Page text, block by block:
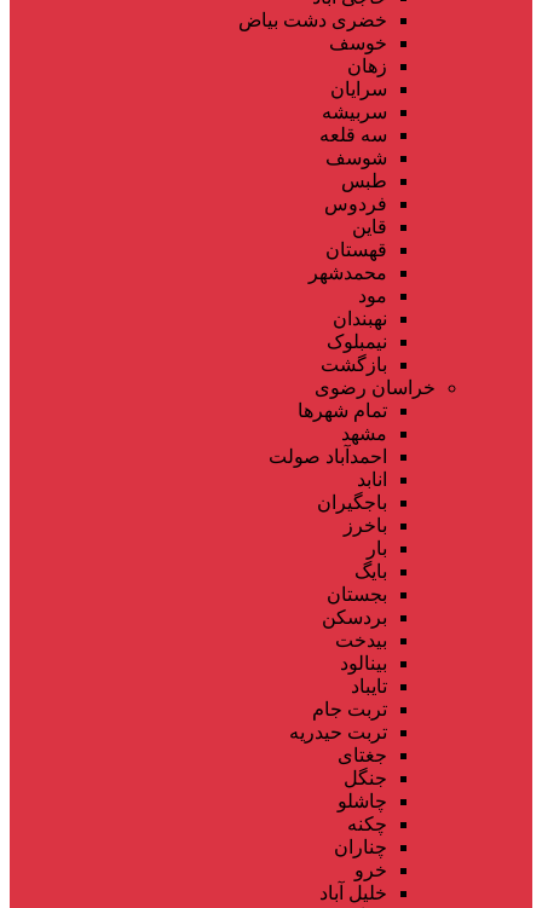
خضری دشت بیاض
خوسف
زهان
سرایان
سربیشه
سه قلعه
شوسف
طبس
فردوس
قاین
قهستان
محمدشهر
مود
نهبندان
نیمبلوک
بازگشت
خراسان رضوی
تمام شهر‌ها
مشهد
احمدآباد صولت
انابد
باجگیران
باخرز
بار
بایگ
بجستان
بردسکن
بیدخت
بینالود
تایباد
تربت جام
تربت حیدریه
جغتای
جنگل
چاشلو
چکنه
چناران
خرو
خلیل آباد